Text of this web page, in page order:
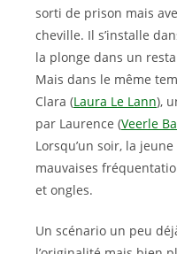
sorti de prison mais
cheville. Il s’installe
la plonge dans un
Mais dans le même
Clara (Laura Le Lann),
par Laurence (Veerle
Lorsqu’un soir, la
mauvaises
et ongles.
Un scénario un peu